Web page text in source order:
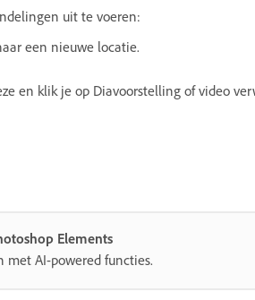
uit te voeren:
een nieuwe locatie.
en klik je op Diavoorstelling of video
Elements
met AI-powered functies.